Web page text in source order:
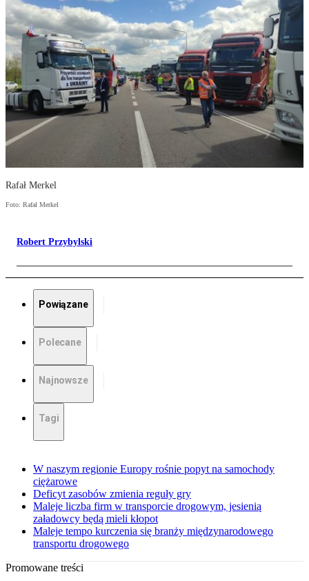
Rafał Merkel
Foto: Rafał Merkel
Robert Przybylski
Powiązane
Polecane
Najnowsze
Tagi
W naszym regionie Europy rośnie popyt na samochody
ciężarowe
Deficyt zasobów zmienia reguły gry
Maleje liczba firm w transporcie drogowym, jesienią
załadowcy będą mieli kłopot
Maleje tempo kurczenia się branży międzynarodowego
transportu drogowego
Promowane treści